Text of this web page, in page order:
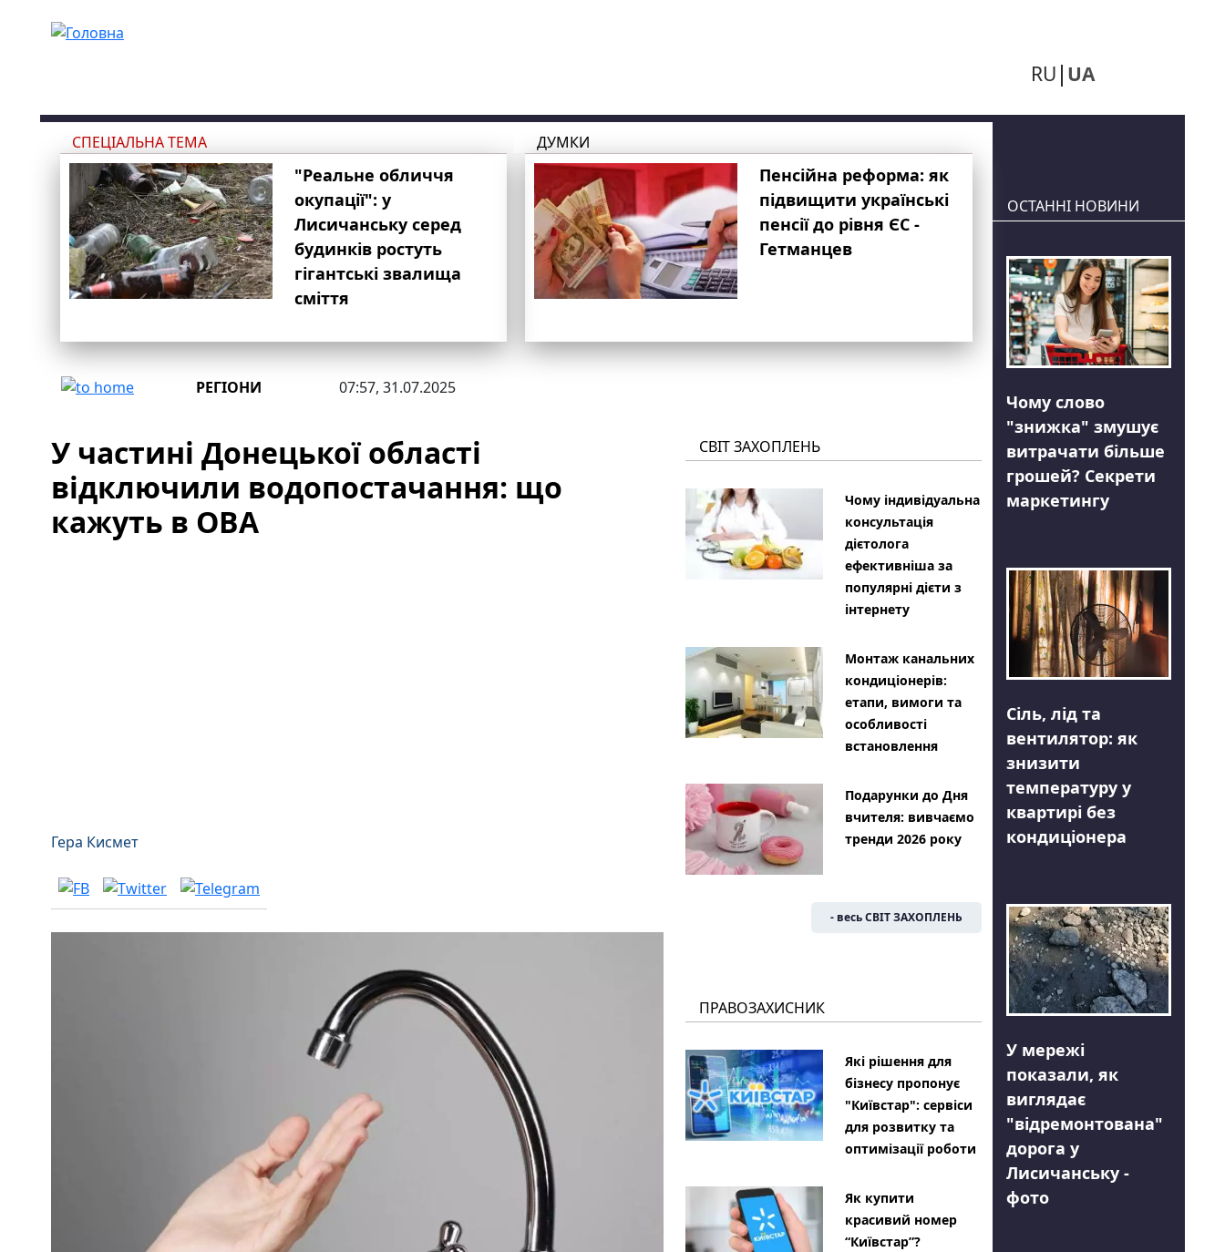
RU UA
СПЕЦІАЛЬНА ТЕМА
"Реальне обличчя
окупації": у
Лисичанську серед
будинків ростуть
гігантські звалища
сміття
ДУМКИ
Пенсійна реформа: як
підвищити українські
пенсії до рівня ЄС -
Гетманцев
РЕГІОНИ 07:57, 31.07.2025
У частині Донецької області
відключили водопостачання: що
кажуть в ОВА
Гера Кисмет
СВІТ ЗАХОПЛЕНЬ
Чому індивідуальна
консультація
дієтолога
ефективніша за
популярні дієти з
інтернету
Монтаж канальних
кондиціонерів:
етапи, вимоги та
особливості
встановлення
Подарунки до Дня
вчителя: вивчаємо
тренди 2026 року
- весь СВІТ ЗАХОПЛЕНЬ
ПРАВОЗАХИСНИК
Які рішення для
бізнесу пропонує
"Київстар": сервіси
для розвитку та
оптимізації роботи
Як купити
красивий номер
“Київстар”?
ОСТАННІ НОВИНИ
Чому слово
"знижка" змушує
витрачати більше
грошей? Секрети
маркетингу
Сіль, лід та
вентилятор: як
знизити
температуру у
квартирі без
кондиціонера
У мережі
показали, як
виглядає
"відремонтована"
дорога у
Лисичанську -
фото